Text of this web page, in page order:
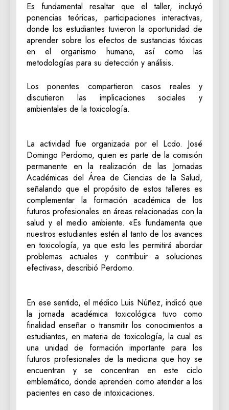
Es fundamental resaltar que el taller, incluyó
ponencias teóricas, participaciones interactivas,
donde los estudiantes tuvieron la oportunidad de
aprender sobre los efectos de sustancias tóxicas
en el organismo humano, así como las
metodologías para su detección y análisis.
Los ponentes compartieron casos reales y
discutieron las implicaciones sociales y
ambientales de la toxicología.
La actividad fue organizada por el Lcdo. José
Domingo Perdomo, quien es parte de la comisión
permanente en la realización de las Jornadas
Académicas del Área de Ciencias de la Salud,
señalando que el propósito de estos talleres es
complementar la formación académica de los
futuros profesionales en áreas relacionadas con la
salud y el medio ambiente. «Es fundamenta que
nuestros estudiantes estén al tanto de los avances
en toxicología, ya que esto les permitirá abordar
problemas actuales y contribuir a soluciones
efectivas», describió Perdomo.
En ese sentido, el médico Luis Núñez, indicó que
la jornada académica toxicológica tuvo como
finalidad enseñar o transmitir los conocimientos a
estudiantes, en materia de toxicología, la cual es
una unidad de formación importante para los
futuros profesionales de la medicina que hoy se
encuentran y se concentran en este ciclo
emblemático, donde aprenden como atender a los
pacientes en caso de intoxicaciones.